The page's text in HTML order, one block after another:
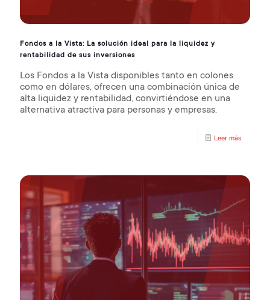
Fondos a la Vista: La solución ideal para la liquidez y
rentabilidad de sus inversiones
Los Fondos a la Vista disponibles tanto en colones
como en dólares, ofrecen una combinación única de
alta liquidez y rentabilidad, convirtiéndose en una
alternativa atractiva para personas y empresas.
Leer más